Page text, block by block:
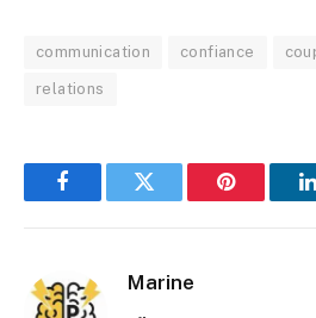
communication confiance
relations
FacebookTwitter Pinterest
Marine